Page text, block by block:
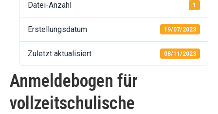
Datei-Anzahl 1
Erstellungsdatum 19/07/2023
Zuletzt aktualisiert 08/11/2023
Anmeldebogen für
vollzeitschulische